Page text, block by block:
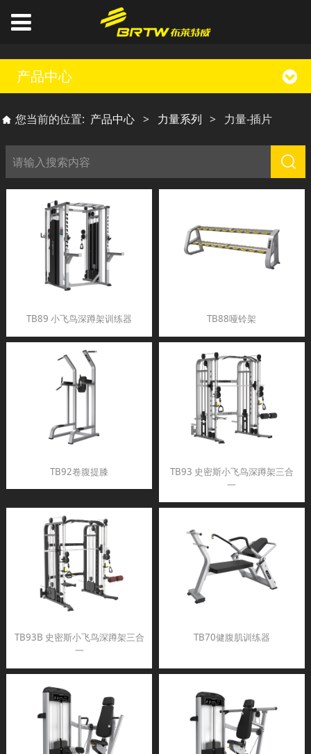
产品中心
您当前的位置: 产品中心 > 力量系列 > 力量-插片
TB89 小飞鸟深蹲架训练器 TB88哑铃架
TB92卷腹提膝
TB93 史密斯小飞鸟深蹲架三合
一
TB93B 史密斯小飞鸟深蹲架三合
一
TB70健腹肌训练器